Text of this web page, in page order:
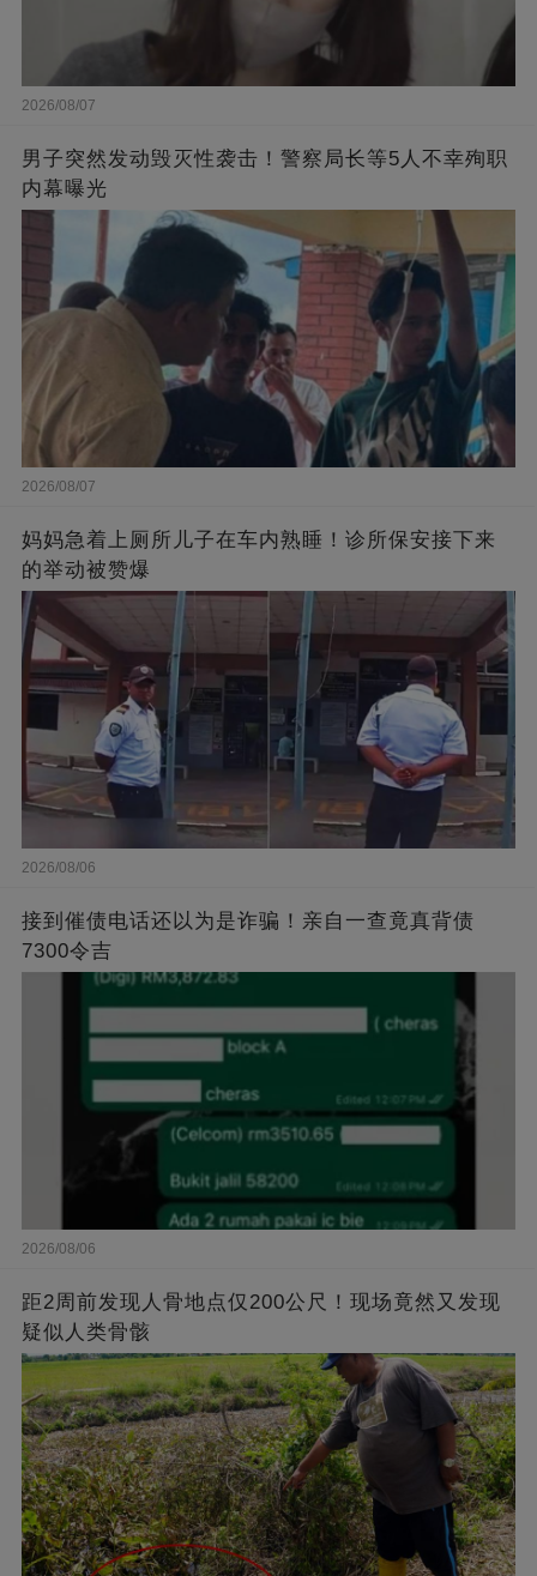
2026/08/07
男子突然发动毁灭性袭击！警察局长等5人不幸殉职
内幕曝光
2026/08/07
妈妈急着上厕所儿子在车内熟睡！诊所保安接下来
的举动被赞爆
2026/08/06
接到催债电话还以为是诈骗！亲自一查竟真背债
7300令吉
2026/08/06
距2周前发现人骨地点仅200公尺！现场竟然又发现
疑似人类骨骸